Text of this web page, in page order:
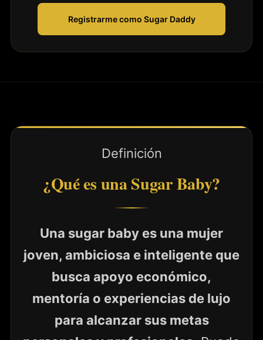
Registrarme como Sugar Daddy
Definición
¿Qué es una Sugar Baby?
Una sugar baby es una mujer
joven, ambiciosa e inteligente que
busca apoyo económico,
mentoría o experiencias de lujo
para alcanzar sus metas